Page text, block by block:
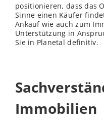
positionieren, dass das
Sinne einen Käufer
Ankauf wie auch zum
Unterstützung in
Sie in Planetal definitiv.
Immobilien